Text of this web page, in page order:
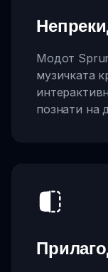
Модот
музичката
познати на